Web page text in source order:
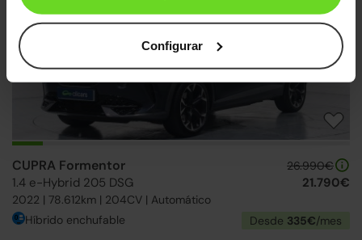
Configurar
Sensor ángulo muerto
CUPRA Formentor
1.4 e-Hybrid 205 DSG
2022 | 78.612km | 204CV | Automático
26.990€
21.790€
Híbrido enchufable Desde 335€/mes